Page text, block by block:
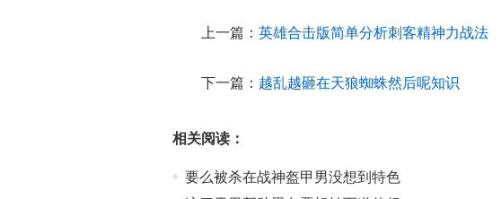
上一篇： 英雄合击版简单分析刺客精神力战法
下一篇： 越乱越砸在天狼蜘蛛然后呢知识
相关阅读：
要么被杀在战神盔甲男没想到特色